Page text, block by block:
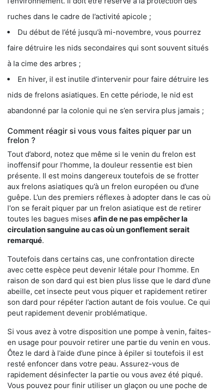
ruches dans le cadre de l’activité apicole ;
Du début de l’été jusqu’à mi-novembre, vous pourrez
faire détruire les nids secondaires qui sont souvent situés
à la cime des arbres ;
En hiver, il est inutile d’intervenir pour faire détruire les
nids de frelons asiatiques. En cette période, le nid est
abandonné par la colonie qui ne s’en servira plus jamais ;
Comment réagir si vous vous faites piquer par un
frelon ?
Tout d’abord, notez que même si le venin du frelon est
inoffensif pour l’homme, la douleur ressentie est bien
présente. Il est moins dangereux toutefois de se frotter
aux frelons asiatiques qu’à un frelon européen ou d’une
guêpe. L’un des premiers réflexes à adopter dans le cas où
l'on se ferait piquer par un frelon asiatique est de retirer
toutes les bagues mises afin de ne pas empêcher la
circulation sanguine au cas où un gonflement serait
remarqué.
Toutefois dans certains cas, une confrontation directe
avec cette espèce peut devenir létale pour l’homme. En
raison de son dard qui est bien plus lisse que le dard d’une
abeille, cet insecte peut vous piquer et rapidement retirer
son dard pour répéter l’action autant de fois voulue. Ce qui
peut rapidement devenir problématique.
Si vous avez à votre disposition une pompe à venin, faites-
en usage pour pouvoir retirer une partie du venin en vous.
Ôtez le dard à l’aide d’une pince à épiler si toutefois il est
resté enfoncer dans votre peau. Assurez-vous de
rapidement désinfecter la partie ou vous avez été piqué.
Vous pouvez pour finir utiliser un glaçon ou une poche de